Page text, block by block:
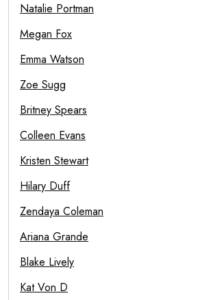
Natalie Portman
Megan Fox
Emma Watson
Zoe Sugg
Britney Spears
Colleen Evans
Kristen Stewart
Hilary Duff
Zendaya Coleman
Ariana Grande
Blake Lively
Kat Von D